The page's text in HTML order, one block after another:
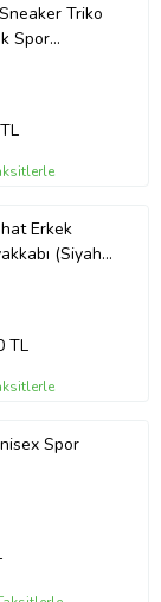
Triko
Spor
SIYAH)
Erkek
(Siyah -
TL
Spor